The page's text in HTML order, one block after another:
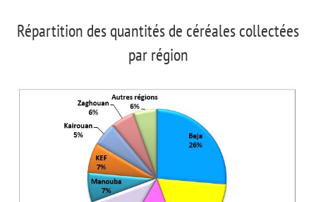
Répartition des quantités de céréales collectées
par région